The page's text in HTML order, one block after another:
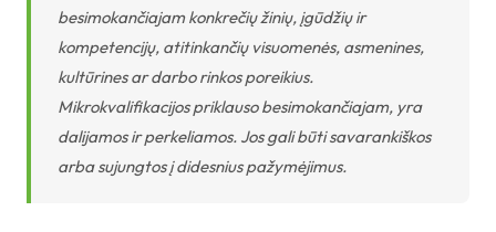
besimokančiajam konkrečių žinių, įgūdžių ir
kompetencijų, atitinkančių visuomenės, asmenines,
kultūrines ar darbo rinkos poreikius.
Mikrokvalifikacijos priklauso besimokančiajam, yra
dalijamos ir perkeliamos. Jos gali būti savarankiškos
arba sujungtos į didesnius pažymėjimus.